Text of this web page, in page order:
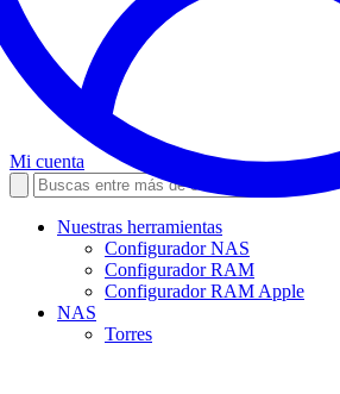
Mi cuenta
Nuestras herramientas
Configurador NAS
Configurador RAM
Configurador RAM Apple
NAS
Torres